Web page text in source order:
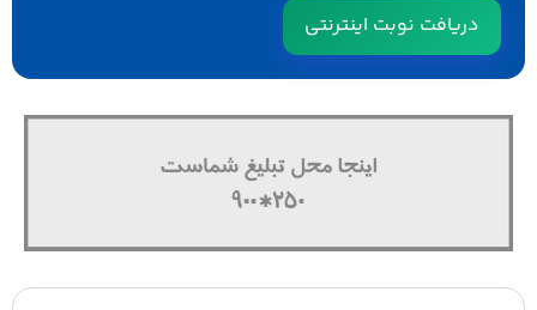
دریافت نوبت اینترنتی